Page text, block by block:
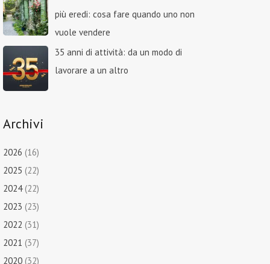
più eredi: cosa fare quando uno non
vuole vendere
35 anni di attività: da un modo di
lavorare a un altro
Archivi
2026 (16)
2025 (22)
2024(22)
2023 (23)
2022 (31)
2021 (37)
2020(32)